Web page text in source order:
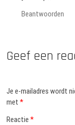
Beantwoorden
Geef een
Je e-mailadres wordt
met*
Reactie*